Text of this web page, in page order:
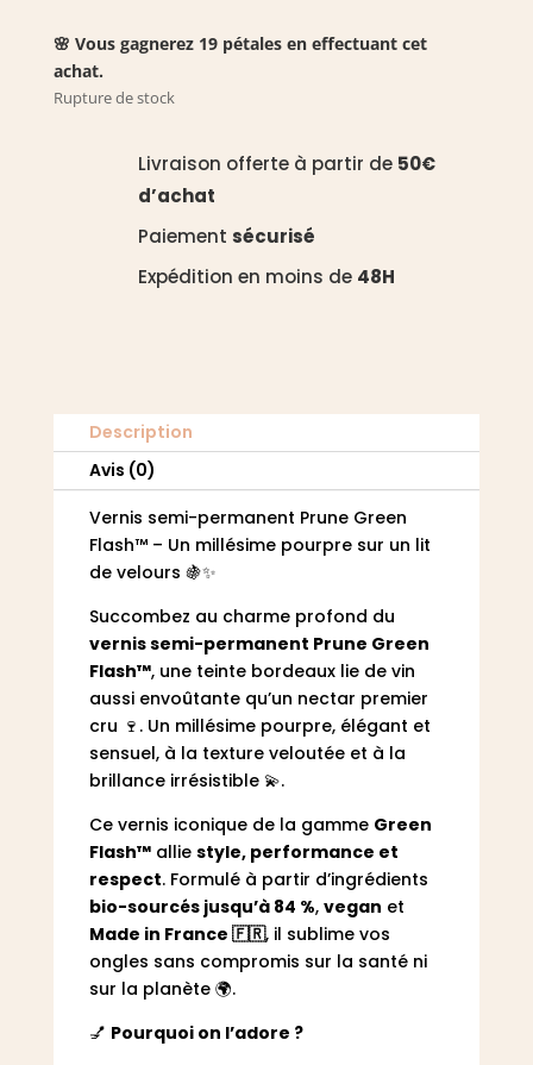
🌸 Vous gagnerez 19 pétales en effectuant cet
achat.
Rupture de stock
Livraison offerte à partir de 50€
d’achat
Paiement sécurisé
Expédition en moins de 48H
Description
Avis (0)
Vernis semi-permanent Prune Green
Flash™ – Un millésime pourpre sur un lit
de velours 🍇✨
Succombez au charme profond du
vernis semi-permanent Prune Green
Flash™, une teinte bordeaux lie de vin
aussi envoûtante qu’un nectar premier
cru 🍷. Un millésime pourpre, élégant et
sensuel, à la texture veloutée et à la
brillance irrésistible 💫.
Ce vernis iconique de la gamme Green
Flash™allie style, performance et
respect. Formulé à partir d’ingrédients
bio-sourcés jusqu’à 84 %, vegan et
Made in France 🇫🇷, il sublime vos
ongles sans compromis sur la santé ni
sur la planète 🌍.
💅 Pourquoi on l’adore ?